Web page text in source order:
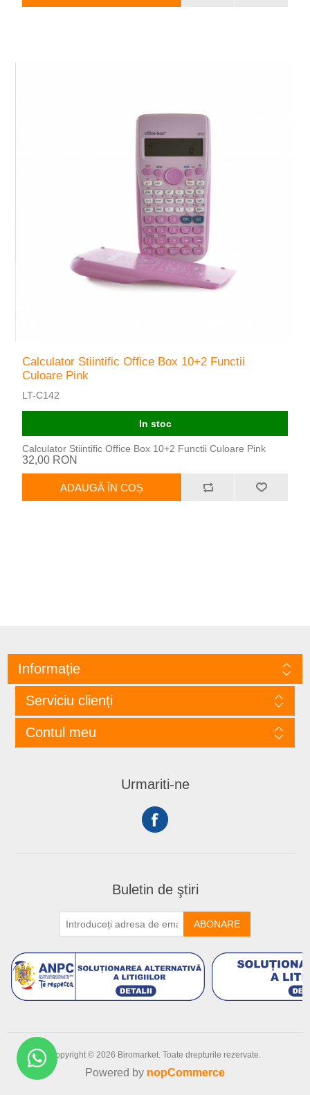
Calculator Stiintific Office Box 10+2 Functii
Culoare Pink
LT-C142
In stoc
Calculator Stiintific Office Box 10+2 Functii Culoare Pink
32,00 RON
ADAUGĂ ÎN COȘ
Informație
Serviciu clienți
Contul meu
Urmariti-ne
Buletin de ştiri
ABONARE
Copyright © 2026 Biromarket. Toate drepturile rezervate.
Powered by nopCommerce